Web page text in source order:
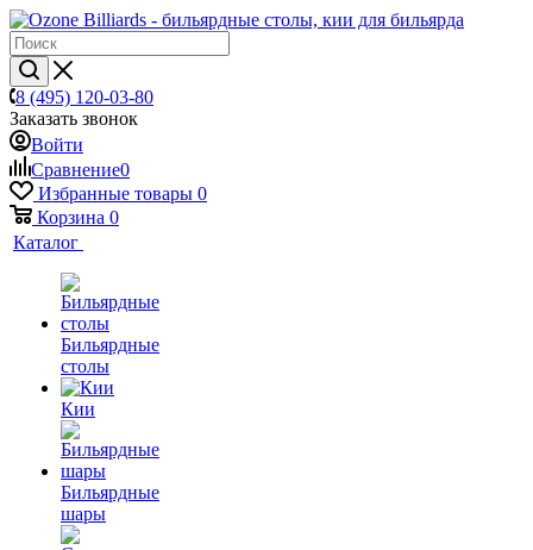
8 (495) 120-03-80
Заказать звонок
Войти
Сравнение0
Избранные товары 0
Корзина 0
Каталог
Бильярдные
столы
Кии
Бильярдные
шары